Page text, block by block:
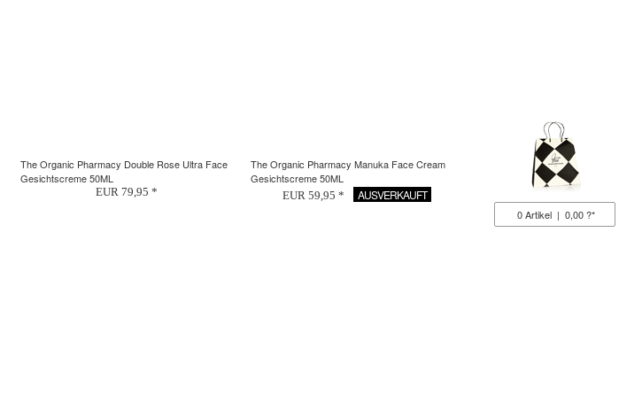
0Artikel | 0,00 ?*
The Organic Pharmacy Double Rose Ultra Face
Gesichtscreme 50ML
EUR 79,95 *
The Organic Pharmacy Manuka Face Cream
Gesichtscreme 50ML
EUR 59,95 * AUSVERKAUFT